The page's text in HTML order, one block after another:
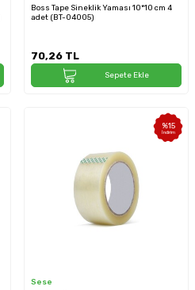
Boss Tape Sineklik Yaması 10*10 cm 4
adet (BT-04005)
70,26 TL
Sepete Ekle
%15
İndirim
Sese